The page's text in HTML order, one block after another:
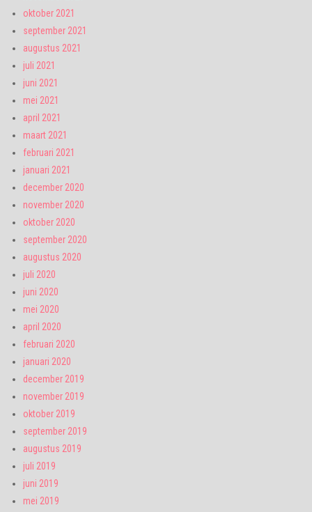
oktober 2021
september 2021
augustus 2021
juli 2021
juni 2021
mei 2021
april 2021
maart 2021
februari 2021
januari 2021
december 2020
november 2020
oktober 2020
september 2020
augustus 2020
juli 2020
juni 2020
mei 2020
april 2020
februari 2020
januari 2020
december 2019
november 2019
oktober 2019
september 2019
augustus 2019
juli 2019
juni 2019
mei 2019